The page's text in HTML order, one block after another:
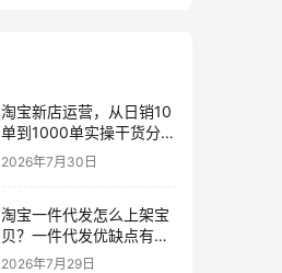
淘宝新店运营，从日销10
单到1000单实操干货分
享！
2026年7月30日
淘宝一件代发怎么上架宝
贝？一件代发优缺点有哪
些？
2026年7月29日